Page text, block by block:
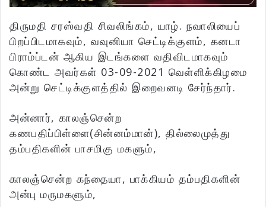
திருமதி சரஸ்வதி சிவலிங்கம், யாழ். நவாலியைப்
பிறப்பிடமாகவும், வவுனியா செட்டிக்குளம், கனடா
பிராம்ப்டன் ஆகிய இடங்களை வதிவிடமாகவும்
கொண்ட அவர்கள் 03-09-2021 வெள்ளிக்கிழமை
அன்று செட்டிக்குளத்தில் இறைவனடி சேர்ந்தார்.
அன்னார், காலஞ்சென்ற
கணபதிப்பிள்ளை(சின்னம்மான்), தில்லைமுத்து
தம்பதிகளின் பாசமிகு மகளும்,
காலஞ்சென்ற கந்தையா, பாக்கியம் தம்பதிகளின்
அன்பு மருமகளும்,